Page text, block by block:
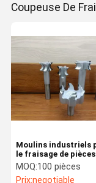
Coupeuse De
Moulins industriels
le fraisage de
cuivre
MOQ:100 pièces
Prix:negotiable